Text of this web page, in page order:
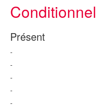
Conditionnel
Présent
-
-
-
-
-